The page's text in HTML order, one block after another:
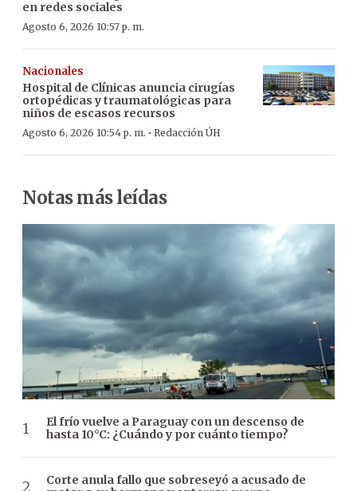
en redes sociales
Agosto 6, 2026 10:57 p. m.
Nacionales
Hospital de Clínicas anuncia cirugías
ortopédicas y traumatológicas para
niños de escasos recursos
Agosto 6, 2026 10:54 p. m. · Redacción ÚH
Notas más leídas
El frío vuelve a Paraguay con un descenso de
hasta 10°C: ¿Cuándo y por cuánto tiempo?
Corte anula fallo que sobreseyó a acusado de